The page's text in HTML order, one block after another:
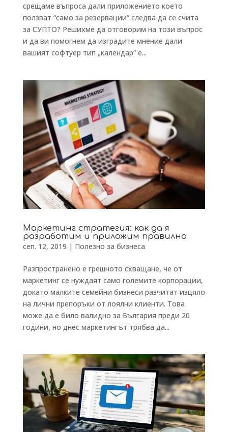
срещаме въпроса дали приложението което
ползват “само за резервации” следва да се счита
за СУПТО? Решихме да отговорим на този въпрос
и да ви помогнем да изградите мнение дали
вашият софтуер тип „календар“ е...
Маркетинг стратегия: как да я
разработим и приложим правилно
сеп. 12, 2019 | Полезно за бизнеса
Разпространено е грешното схващане, че от
маркетинг се нуждаят само големите корпорации,
докато малките семейни бизнеси разчитат изцяло
на лични препоръки от лоялни клиенти. Това
може да е било валидно за България преди 20
години, но днес маркетингът трябва да...